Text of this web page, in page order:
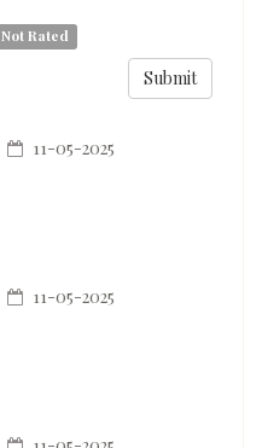
Not Rated
11-05-2025
11-05-2025